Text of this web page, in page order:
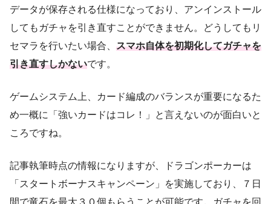
データが保存される仕様になっており、アンインストール
してもガチャを引き直すことができません。どうしてもリ
セマラを行いたい場合、 スマホ自体を初期化してガチャを
引き直すしかないです。
ゲームシステム上、カード編成のバランスが重要になるた
め一概に「強いカードはコレ！」と言えないのが面白いと
ころですね。
記事執筆時点の情報になりますが、ドラゴンポーカーは
「スタートボーナスキャンペーン」を実施しており、７日